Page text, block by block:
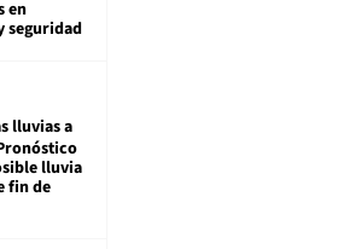
en
seguridad
lluvias a
lluvia
fin de